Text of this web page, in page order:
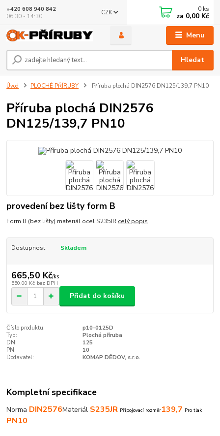
Menu
CZK
Hledat
+420 608 940 842
06:30 - 14:30
0 ks
za 0,00 Kč
Úvod PLOCHÉ PŘÍRUBY Příruba plochá DIN2576 DN125/139,7 PN10
Příruba plochá DIN2576
DN125/139,7 PN10
provedení bez lišty form B
Form B (bez lišty) materiál ocel S235JR celý popis
Dostupnost Skladem
665,50 Kč/ks
550,00 Kč bez DPH
Přidat do košíku
Číslo produktu:
p10-0125D
Typ:
Plochá příruba
DN:
125
PN:
10
Dodavatel:
KOMAP DĚDOV, s.r.o.
Kompletní specifikace
Norma DIN2576Materiál S235JR Připojovací rozměr139,7 Pro tlak
PN10